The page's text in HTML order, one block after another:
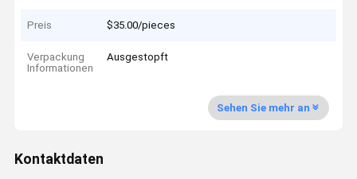
Preis $35.00/pieces
Verpackung
Informationen
Ausgestopft
Sehen Sie mehr an
Kontaktdaten